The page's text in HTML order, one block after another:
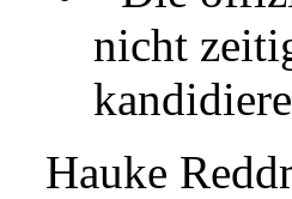
nicht
Hauke